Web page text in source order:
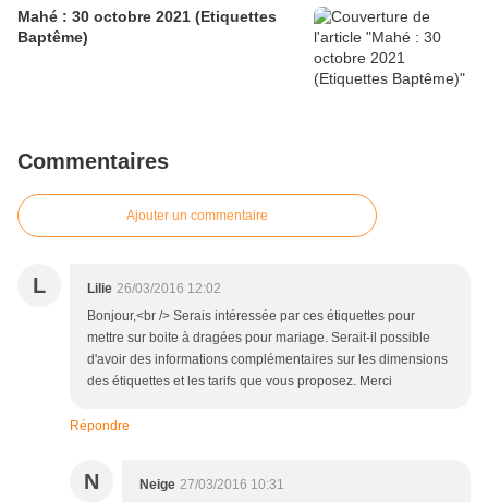
Mahé : 30 octobre 2021 (Etiquettes
Baptême)
Commentaires
Ajouter un commentaire
L Lilie 26/03/2016 12:02
Bonjour,<br /> Serais intéressée par ces étiquettes pour
mettre sur boite à dragées pour mariage. Serait-il possible
d'avoir des informations complémentaires sur les dimensions
des étiquettes et les tarifs que vous proposez. Merci
Répondre
N Neige 27/03/2016 10:31